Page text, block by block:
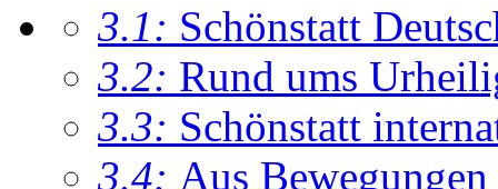
3.1: Schönstatt
3.2: Rund ums
3.3: Schönstatt
3.4: Aus Bewegungen